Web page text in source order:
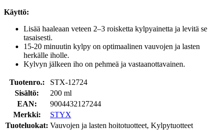
Käyttö:
Lisää haaleaan veteen 2–3 roisketta kylpyainetta ja levitä se
tasaisesti.
15-20 minuutin kylpy on optimaalinen vauvojen ja lasten
herkälle iholle.
Kylvyn jälkeen iho on pehmeä ja vastaanottavainen.
Tuotenro.:
STX-12724
Sisältö:
200 ml
EAN:
9004432127244
Merkki:
STYX
Tuoteluokat: Vauvojen ja lasten hoitotuotteet, Kylpytuotteet